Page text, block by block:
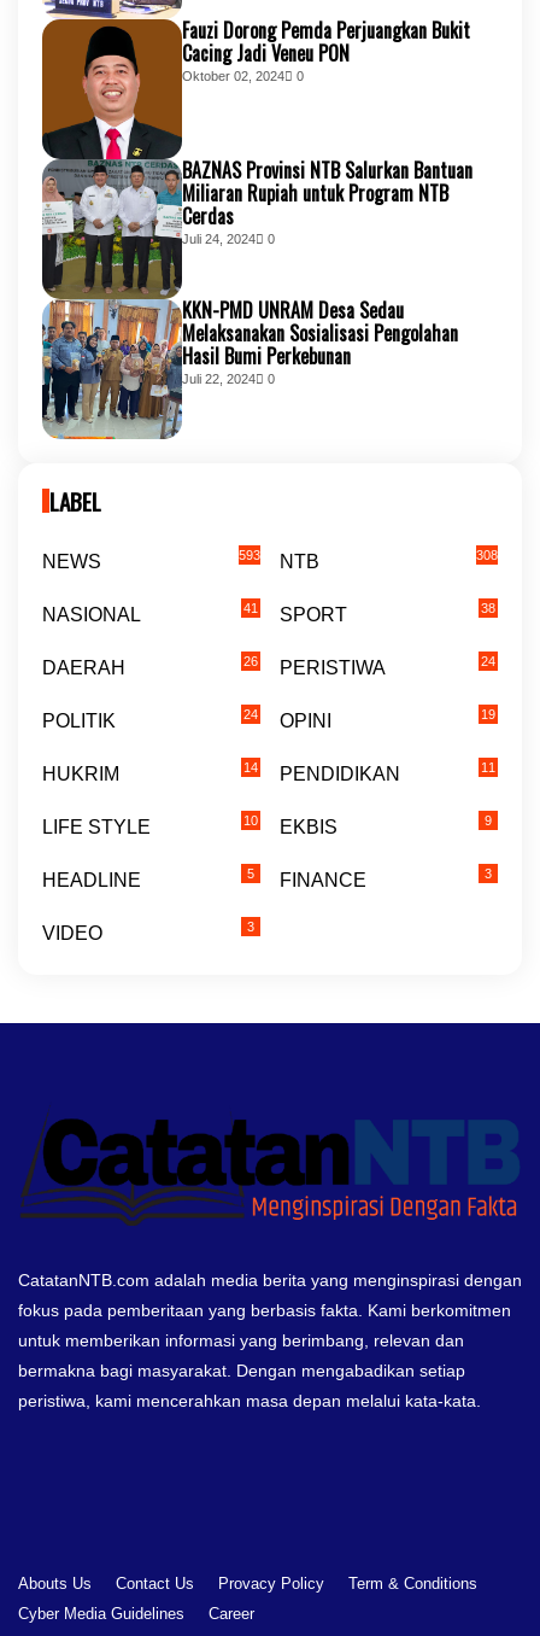
Fauzi Dorong Pemda Perjuangkan Bukit
Cacing Jadi Veneu PON
Oktober 02, 2024 0
BAZNAS Provinsi NTB Salurkan Bantuan
Miliaran Rupiah untuk Program NTB
Cerdas
Juli 24, 2024 0
KKN-PMD UNRAM Desa Sedau
Melaksanakan Sosialisasi Pengolahan
Hasil Bumi Perkebunan
Juli 22, 2024 0
LABEL
NEWS 593 NTB 308
NASIONAL 41 SPORT 38
DAERAH 26 PERISTIWA 24
POLITIK 24 OPINI 19
HUKRIM 14 PENDIDIKAN 11
LIFE STYLE 10 EKBIS 9
HEADLINE 5 FINANCE 3
VIDEO 3
CatatanNTB.com adalah media berita yang menginspirasi dengan
fokus pada pemberitaan yang berbasis fakta. Kami berkomitmen
untuk memberikan informasi yang berimbang, relevan dan
bermakna bagi masyarakat. Dengan mengabadikan setiap
peristiwa, kami mencerahkan masa depan melalui kata-kata.
Abouts Us Contact Us Provacy Policy
Term & Conditions
Cyber Media Guidelines
Career